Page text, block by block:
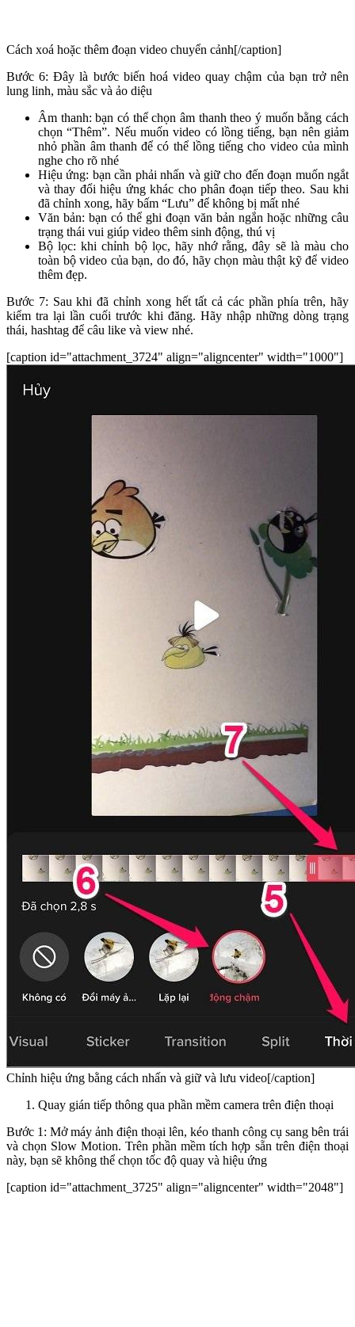
Cách xoá hoặc thêm đoạn video chuyển cảnh[/caption]
Bước 6: Đây là bước biến hoá video quay chậm của bạn trở nên
lung linh, màu sắc và ảo diệu
Âm thanh: bạn có thể chọn âm thanh theo ý muốn bằng cách
chọn “Thêm”. Nếu muốn video có lồng tiếng, bạn nên giảm
nhỏ phần âm thanh để có thể lồng tiếng cho video của mình
nghe cho rõ nhé
Hiệu ứng: bạn cần phải nhấn và giữ cho đến đoạn muốn ngắt
và thay đổi hiệu ứng khác cho phân đoạn tiếp theo. Sau khi
đã chỉnh xong, hãy bấm “Lưu” để không bị mất nhé
Văn bản: bạn có thể ghi đoạn văn bản ngắn hoặc những câu
trạng thái vui giúp video thêm sinh động, thú vị
Bộ lọc: khi chỉnh bộ lọc, hãy nhớ rằng, đây sẽ là màu cho
toàn bộ video của bạn, do đó, hãy chọn màu thật kỹ để video
thêm đẹp.
Bước 7: Sau khi đã chỉnh xong hết tất cả các phần phía trên, hãy
kiểm tra lại lần cuối trước khi đăng. Hãy nhập những dòng trạng
thái, hashtag để câu like và view nhé.
[caption id="attachment_3724" align="aligncenter" width="1000"]
Chỉnh hiệu ứng bằng cách nhấn và giữ và lưu video[/caption]
Quay gián tiếp thông qua phần mềm camera trên điện thoại
Bước 1: Mở máy ảnh điện thoại lên, kéo thanh công cụ sang bên trái
và chọn Slow Motion. Trên phần mềm tích hợp sẵn trên điện thoại
này, bạn sẽ không thể chọn tốc độ quay và hiệu ứng
[caption id="attachment_3725" align="aligncenter" width="2048"]